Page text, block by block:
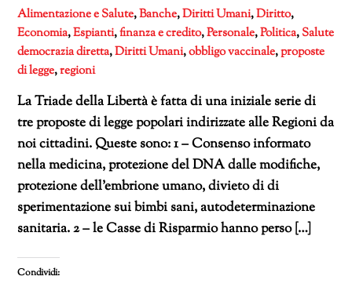
Alimentazione e Salute,Banche,Diritti Umani,Diritto,
Economia,Espianti,finanza e credito,Personale,Politica,Salute
democrazia diretta,Diritti Umani,obbligo vaccinale,proposte
di legge,regioni
La Triade della Libertà è fatta di una iniziale serie di
tre proposte di legge popolari indirizzate alle Regioni da
noi cittadini. Queste sono: 1 – Consenso informato
nella medicina, protezione del DNA dalle modifiche,
protezione dell’embrione umano, divieto di di
sperimentazione sui bimbi sani, autodeterminazione
sanitaria. 2 – le Casse di Risparmio hanno perso […]
Condividi: